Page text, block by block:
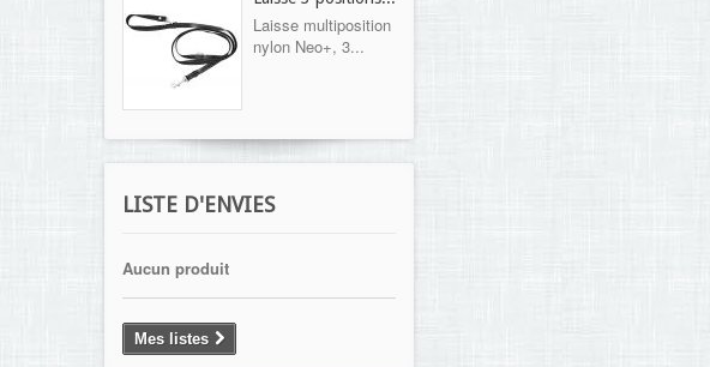
Laisse multiposition
nylon Neo+, 3...
LISTE D'ENVIES
Aucun produit
Mes listes